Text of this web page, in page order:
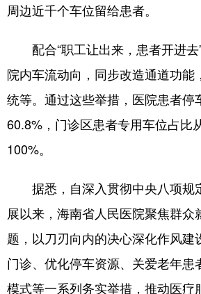
周边近千个车位留给患者。
配合“职工让出来，患者开进去
院内车流动向，同步改造通道功能
统等。通过这些举措，医院患者停
60.8%，门诊区患者专用车位占比
100%。
据悉，自深入贯彻中央八项规
展以来，海南省人民医院聚焦群众
题，以刀刃向内的决心深化作风建
门诊、优化停车资源、关爱老年患
模式等一系列务实举措，推动医疗